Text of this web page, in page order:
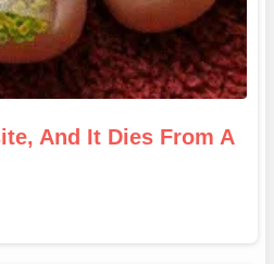
And It Dies From A